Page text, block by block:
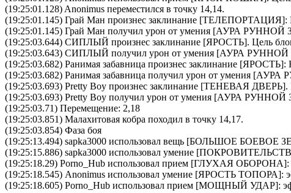
(19:25:01.128) Anonimus переместился в точку 14,14.
(19:25:01.145) Грай Ман произнес заклинание [ТЕЛЕПОРТАЦИЯ]:
(19:25:01.145) Грай Ман получил урон от умения [АУРА
(19:25:03.644) СИПЛЫЙ произнес заклинание [ЯРОСТЬ]. Цель
(19:25:03.643) СИПЛЫЙ получил урон от умения [АУРА
(19:25:03.682) Ранимая забавница произнес заклинание [ЯРОСТЬ]:
(19:25:03.682) Ранимая забавница получил урон от умения
(19:25:03.693) Pretty Boy произнес заклинание [ТЕНЕВАЯ ДВЕРЬ].
(19:25:03.693) Pretty Boy получил урон от умения [АУРА
(19:25:03.71) Перемещение: 2,18
(19:25:03.851) Малахитовая кобра походил в точку 14,17.
(19:25:03.854) Фаза боя
(19:25:13.494) sapka3000 использовал вещь [БОЛЬШОЕ БОЕВОЕ
(19:25:15.886) sapka3000 использовал умение [
(19:25:18.29) Porno_Hub использовал прием [ГЛУХАЯ ОБОРОНА]:
(19:25:18.545) Anonimus использовал умение [ЯРОСТЬ ТОПОРА]:
(19:25:18.605) Porno_Hub использовал прием [МОЩНЫЙ УДАР]: